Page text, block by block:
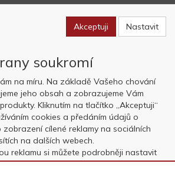
Base, s.r.o. 2022, powered byABRA E-
shop
Akceptuji Nastavit
soukromí
na míru. Na základě Vašeho chování
jeho obsah a zobrazujeme Vám
Kliknutím na tlačítko „Akceptuji“
cookies a předáním údajů o
cílené reklamy na sociálních
na dalších webech.
reklamu si můžete podrobněji nastavit
kliknutí na tlačítko „Nastavit“.